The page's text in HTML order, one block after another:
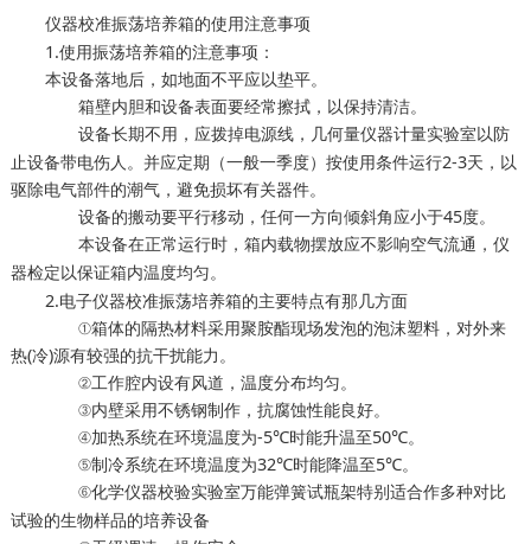
仪器校准振荡培养箱的使用注意事项
1.使用振荡培养箱的注意事项：
本设备落地后，如地面不平应以垫平。
箱壁内胆和设备表面要经常擦拭，以保持清洁。
设备长期不用，应拨掉电源线， 几何量仪器计量实验室以防
止设备带电伤人。并应定期（一般一季度）按使用条件运行2-3天，以
驱除电气部件的潮气，避免损坏有关器件。
设备的搬动要平行移动，任何一方向倾斜角应小于45度。
本设备在正常运行时，箱内载物摆放应不影响空气流通， 仪
器检定以保证箱内温度均匀。
2.电子仪器校准振荡培养箱的主要特点有那几方面
①箱体的隔热材料采用聚胺酯现场发泡的泡沫塑料，对外来
热(冷)源有较强的抗干扰能力。
②工作腔内设有风道，温度分布均匀。
③内壁采用不锈钢制作，抗腐蚀性能良好。
④加热系统在环境温度为-5℃时能升温至50℃。
⑤制冷系统在环境温度为32℃时能降温至5℃。
⑥化学仪器校验实验室万能弹簧试瓶架特别适合作多种对比
试验的生物样品的培养设备